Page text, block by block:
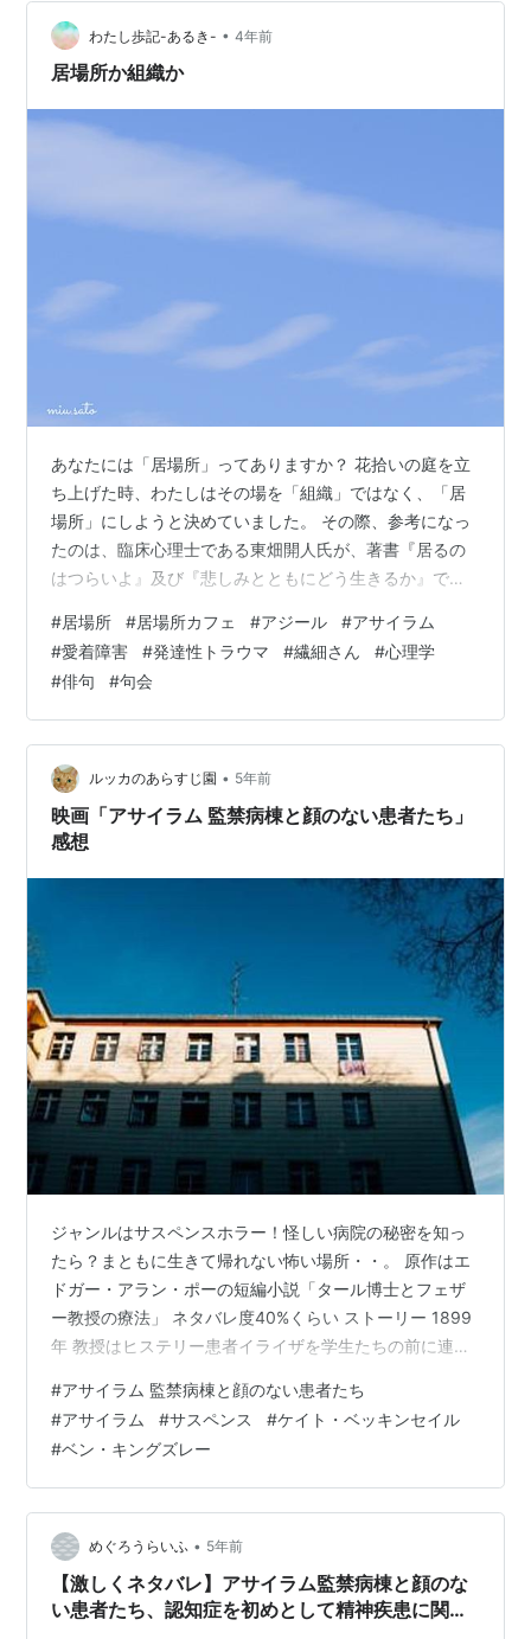
枚がアイランドイヤーズをまとめたBeautiful Maladie…
わたし歩記-あるき- • 4年前
居場所か組織か
あなたには「居場所」ってありますか？ 花拾いの庭を立
ち上げた時、わたしはその場を「組織」ではなく、「居
場所」にしようと決めていました。 その際、参考になっ
たのは、臨床心理士である東畑開人氏が、著書『居るの
はつらいよ』及び『悲しみとともにどう生きるか』で述
所への考察と、昨年参加させていただいた、NPO法人パ
ノラマの代表理事を務める石井正宏氏による「校内居場
所カフェ」養成講座で学んだ事柄でした。 居るのはつら
いよ: ケアとセラピーについての覚書 (シリーズ ケアをひ
らく) 作者:東畑 開人 医学書院 Amazon 悲しみとともに
どう生きるか …
#居場所 #居場所カフェ #アジール #アサイラム
#愛着障害 #発達性トラウマ #繊細さん #心理学
#俳句 #句会
ルッカのあらすじ園 • 5年前
映画「アサイラム 監禁病棟と顔のない患者たち」
感想
ジャンルはサスペンスホラー！怪しい病院の秘密を知っ
たら？まともに生きて帰れない怖い場所・・。 原作はエ
ドガー・アラン・ポーの短編小説「タール博士とフェザ
ー教授の療法」 ネタバレ度40%くらい ストーリー 1899
年 教授はヒステリー患者イライザを学生たちの前に連れ
叫ぶイライザ（ケイト・ベッキンセイル）。 数年後 エド
ワード・ニューゲート（ジム・スタージェス）は、スト
ーンハースト精神病院で研修医として働こうとしてい
た。 サイラス・ラム院長（ベン・キングズレー）から、
患者を監禁、投薬せずに人間らしく扱う治療と聞くエド
ワード。 ある日、地下に数人が…
#アサイラム 監禁病棟と顔のない患者たち
#アサイラム #サスペンス #ケイト・ベッキンセイル
#ベン・キングズレー
めぐろうらいふ • 5年前
【激しくネタバレ】アサイラム監禁病棟と顔のな
い患者たち、認知症を初めとして精神疾患に関わ